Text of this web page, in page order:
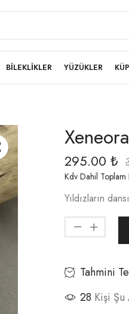
BİLEKLİKLER YÜZÜKLER
295.00 ₺
Kdv Dahil Toplam
Yıldızların
Tahmini
28 Kişi Şu